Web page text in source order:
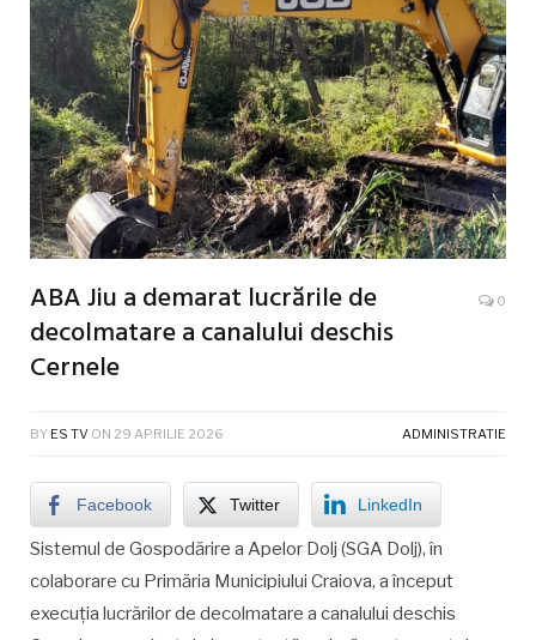
ABA Jiu a demarat lucrările de
decolmatare a canalului deschis
Cernele
0
BY ES TV ON 29 APRILIE 2026 ADMINISTRATIE
Facebook Twitter LinkedIn
Sistemul de Gospodărire a Apelor Dolj (SGA Dolj), în
colaborare cu Primăria Municipiului Craiova, a început
execuția lucrărilor de decolmatare a canalului deschis